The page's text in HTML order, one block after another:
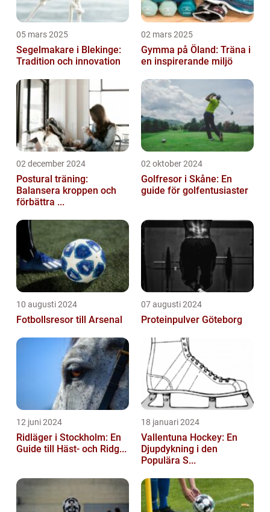
05 mars 2025
Segelmakare i Blekinge:
Tradition och innovation
02 mars 2025
Gymma på Öland: Träna i
en inspirerande miljö
02 december 2024
Postural träning:
Balansera kroppen och
förbättra ...
02 oktober 2024
Golfresor i Skåne: En
guide för golfentusiaster
10 augusti 2024
Fotbollsresor till Arsenal
07 augusti 2024
Proteinpulver Göteborg
12 juni 2024
Ridläger i Stockholm: En
Guide till Häst- och Ridg...
18 januari 2024
Vallentuna Hockey: En
Djupdykning i den
Populära S...